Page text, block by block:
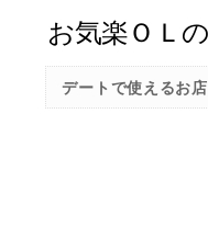
デートで使えるお店